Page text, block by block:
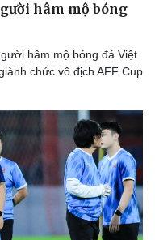
tô
vấn
hâm mộ bóng
hâm mộ bóng đá Việt
chức vô địch AFF Cup